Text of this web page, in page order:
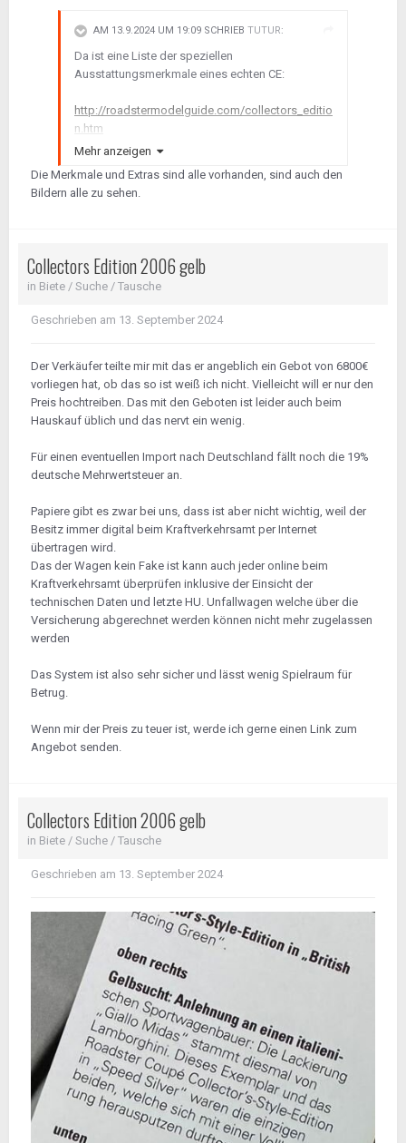
AM 13.9.2024 UM 19:09 SCHRIEB TUTUR:
Da ist eine Liste der speziellen
Ausstattungsmerkmale eines echten CE:
http://roadstermodelguide.com/collectors_editio
n.htm
vielleicht gibt ja einen in Deiner Heimat
Mehr anzeigen
Die Merkmale und Extras sind alle vorhanden, sind auch den
Bildern alle zu sehen.
Collectors Edition 2006 gelb
in Biete / Suche / Tausche
Geschrieben am 13. September 2024
Der Verkäufer teilte mir mit das er angeblich ein Gebot von 6800€
vorliegen hat, ob das so ist weiß ich nicht. Vielleicht will er nur den
Preis hochtreiben. Das mit den Geboten ist leider auch beim
Hauskauf üblich und das nervt ein wenig.
Für einen eventuellen Import nach Deutschland fällt noch die 19%
deutsche Mehrwertsteuer an.
Papiere gibt es zwar bei uns, dass ist aber nicht wichtig, weil der
Besitz immer digital beim Kraftverkehrsamt per Internet
übertragen wird.
Das der Wagen kein Fake ist kann auch jeder online beim
Kraftverkehrsamt überprüfen inklusive der Einsicht der
technischen Daten und letzte HU. Unfallwagen welche über die
Versicherung abgerechnet werden können nicht mehr zugelassen
werden
Das System ist also sehr sicher und lässt wenig Spielraum für
Betrug.
Wenn mir der Preis zu teuer ist, werde ich gerne einen Link zum
Angebot senden.
Collectors Edition 2006 gelb
in Biete / Suche / Tausche
Geschrieben am 13. September 2024